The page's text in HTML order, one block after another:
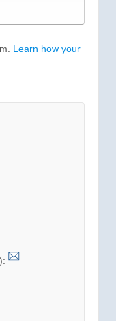
Learn how your